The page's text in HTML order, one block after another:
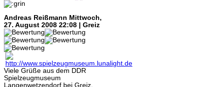
Andreas Reißmann Mittwoch,
27. August 2008 22:08 | Greiz
Viele Grüße aus dem DDR
Spielzeugmuseum
Langenwetzendorf bei Greiz.